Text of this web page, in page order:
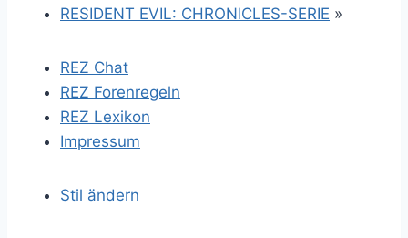
RESIDENT EVIL: CHRONICLES-SERIE »
REZ Chat
REZ Forenregeln
REZ Lexikon
Impressum
Stil ändern